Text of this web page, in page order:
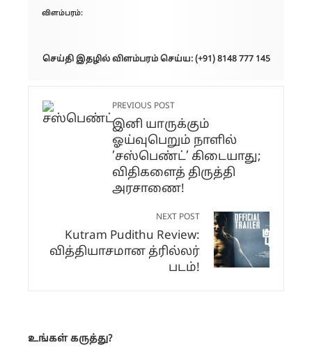
விளம்பரம்:
செய்தி இதழில் விளம்பரம் செய்ய: (+91) 8148 777 145
PREVIOUS POST
இனி யாருக்கும்
ஓய்வுபெறும் நாளில்
’சஸ்பெண்ட்’ கிடையாது;
விதிகளைத் திருத்தி
அரசாணை!
NEXT POST
Kutram Pudithu Review:
வித்தியாசமான த்ரில்லர்
படம்!
உங்கள் கருத்து?